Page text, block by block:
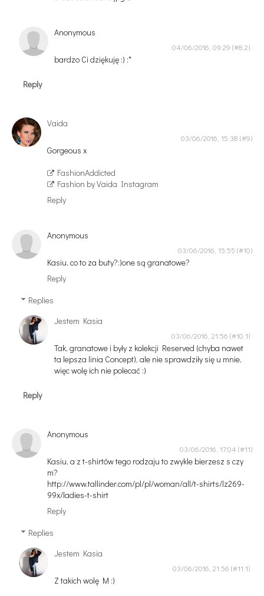
Anonymous
04/06/2016, 09:29
bardzo Ci dziękuję :) :*
Reply
Vaida
03/06/2016, 15:38
Gorgeous x
FashionAddicted
Fashion by Vaida Instagram
Reply
Anonymous
03/06/2016, 15:55
Kasiu, co to za buty?:)one są granatowe?
Reply
Replies
Jestem Kasia
03/06/2016, 21:56
Tak, granatowe i były z kolekcji Reserved (chyba nawet
ta lepsza linia Concept), ale nie sprawdziły się u mnie,
więc wolę ich nie polecać :)
Reply
Anonymous
03/06/2016, 17:04
Kasiu, a z t-shirtów tego rodzaju to zwykle bierzesz s czy
m?
http://www.tallinder.com/pl/pl/woman/all/t-shirts/lz269-
99x/ladies-t-shirt
Reply
Replies
Jestem Kasia
03/06/2016, 21:56
Z takich wolę M :)